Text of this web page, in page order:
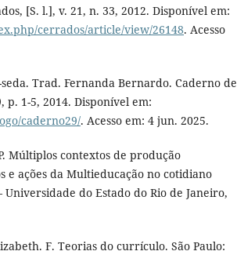
[S. l.], v. 21, n. 33, 2012. Disponível em:
cerrados/article/view/26148. Acesso
seda. Trad. Fernanda Bernardo. Caderno de
p. 1-5, 2014. Disponível em:
caderno29/. Acesso em: 4 jun. 2025.
Múltiplos contextos de produção
e ações da Multieducação no cotidiano
do Estado do Rio de Janeiro,
F. Teorias do currículo. São Paulo: